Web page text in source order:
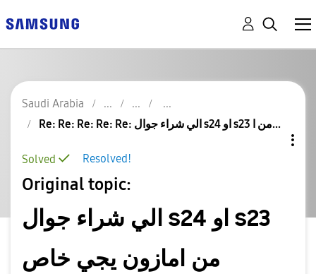
Saudi Arabia
Re: Re: Re: Re: Re: الي شراء جوال s24 او s23 من ا...
Resolved!
Solved
Original topic:
الي شراء جوال s24 او s23
من امازون يجي خاص